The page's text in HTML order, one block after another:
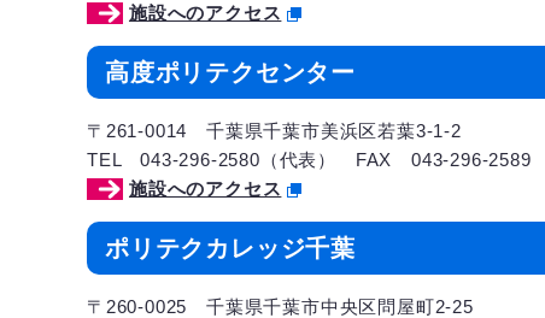
施設へのアクセス
高度ポリテクセンター
〒261-0014 千葉県千葉市美浜区若葉3-1-2
TEL 043-296-2580（代表） FAX 043-296-2589
施設へのアクセス
ポリテクカレッジ千葉
〒260-0025 千葉県千葉市中央区問屋町2-25